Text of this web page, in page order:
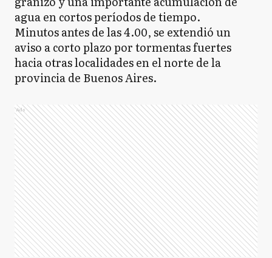
L Lanús
L Lobos
LD Lomas de Zamora
M Magdalena
agua en cortos períodos de tiempo.
Minutos antes de las 4.00, se extendió un
aviso a corto plazo por tormentas fuertes
hacia otras localidades en el norte de la
provincia de Buenos Aires.
Ads